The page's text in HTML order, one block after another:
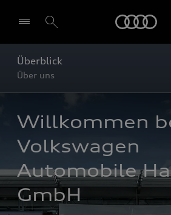
Überblick
Über uns
Willkommen
Volkswagen
Automobile
GmbH